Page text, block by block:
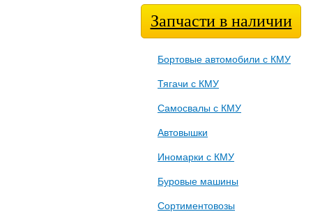
Запчасти в наличии
Бортовые автомобили с КМУ
Тягачи с КМУ
Самосвалы с КМУ
Автовышки
Иномарки с КМУ
Буровые машины
Сортиментовозы